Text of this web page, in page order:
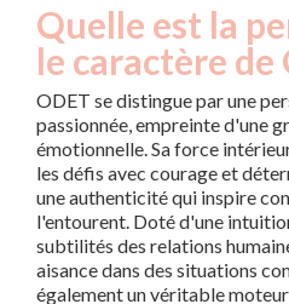
Popularité du
prénom Odet par
année
1955
1957
5
1958
3
1969
3
Quelle est la
le caractère de
ODET se distingue par une
passionnée, empreinte d'une
émotionnelle. Sa force
les défis avec courage et
une authenticité qui inspire
l'entourent. Doté d'une
subtilités des relations
aisance dans des situations
également un véritable